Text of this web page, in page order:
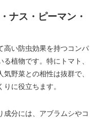
ナス・ピーマン・
高い防虫効果を持つコンパ
植物です。特にトマト、
野菜との相性は抜群で、
に役立ちます。
成分には、アブラムシやコ